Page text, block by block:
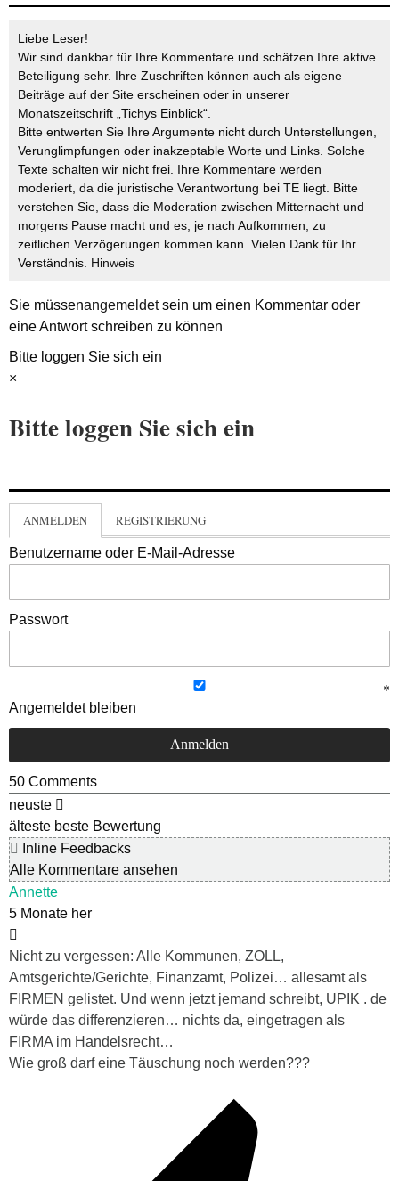
Liebe Leser!
Wir sind dankbar für Ihre Kommentare und schätzen Ihre aktive
Beteiligung sehr. Ihre Zuschriften können auch als eigene
Beiträge auf der Site erscheinen oder in unserer
Monatszeitschrift „Tichys Einblick“.
Bitte entwerten Sie Ihre Argumente nicht durch Unterstellungen,
Verunglimpfungen oder inakzeptable Worte und Links. Solche
Texte schalten wir nicht frei. Ihre Kommentare werden
moderiert, da die juristische Verantwortung bei TE liegt. Bitte
verstehen Sie, dass die Moderation zwischen Mitternacht und
morgens Pause macht und es, je nach Aufkommen, zu
zeitlichen Verzögerungen kommen kann. Vielen Dank für Ihr
Verständnis. Hinweis
Sie müssenangemeldetsein um einen Kommentar oder
eine Antwort schreiben zu können
Bitte loggen Sie sich ein
×
Bitte loggen Sie sich ein
ANMELDEN REGISTRIERUNG
Benutzername oder E-Mail-Adresse
Passwort
Angemeldet bleiben
50 Comments
neuste
älteste beste Bewertung
Inline Feedbacks
Alle Kommentare ansehen
Annette
5 Monate her
Nicht zu vergessen: Alle Kommunen, ZOLL,
Amtsgerichte/Gerichte, Finanzamt, Polizei… allesamt als
FIRMEN gelistet. Und wenn jetzt jemand schreibt, UPIK . de
würde das differenzieren… nichts da, eingetragen als
FIRMA im Handelsrecht…
Wie groß darf eine Täuschung noch werden???